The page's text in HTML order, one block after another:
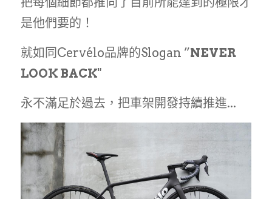
是他們要的！
就如同Cervélo品牌的Slogan ”NEVER
LOOK BACK"
永不滿足於過去，把車架開發持續推進...